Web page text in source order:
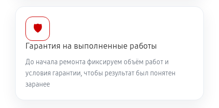
🛡️
Гарантия на выполненные работы
До начала ремонта фиксируем объём работ и
условия гарантии, чтобы результат был понятен
заранее